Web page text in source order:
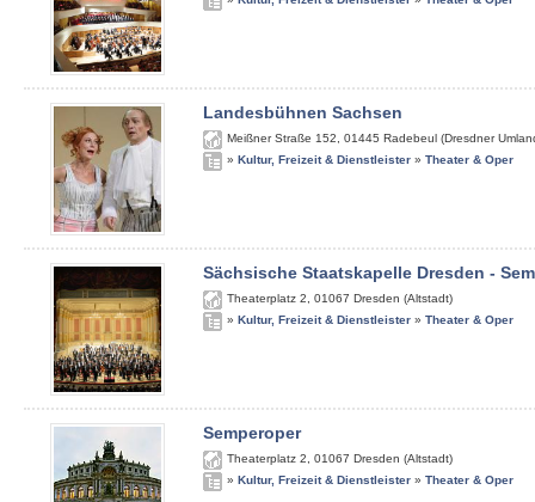
Landesbühnen Sachsen
Meißner Straße 152 01445 Radebeul (Dresdner
» Kultur, Freizeit & Dienstleister » Theater & Oper
Sächsische Staatskapelle Dresden -
Theaterplatz 2 01067 Dresden (Altstadt)
» Kultur, Freizeit & Dienstleister » Theater & Oper
Semperoper
Theaterplatz 2 01067 Dresden (Altstadt)
» Kultur, Freizeit & Dienstleister » Theater & Oper